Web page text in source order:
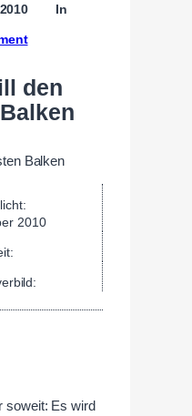
In
den
2010
soweit: Es wird